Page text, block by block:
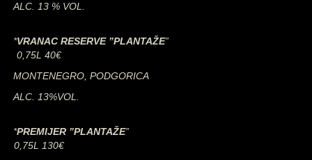
ALC. 13 % VOL.
*VRANAC RESERVE ”PLANTAŽE”
0,75L 40€
MONTENEGRO, PODGORICA
ALC. 13%VOL.
*PREMIJER ”PLANTAŽE”
0,75L 130€